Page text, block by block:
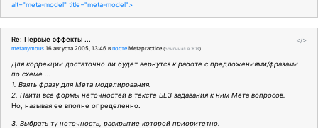
alt="meta-model" title="meta-model">
</>
Re: Первые эффекты ...
metanymous 16 августа 2005, 13:46 в посте Metapractice (оригинал в ЖЖ)
Для коррекции достаточно ли будет вернутся к работе с предложениями/фразами
по схеме ...
1. Взять фразу для Мета моделирования.
2. Найти все формы неточностей в тексте БЕЗ задавания к ним Мета вопросов.
Но, называя ее вполне определенно.
3. Выбрать ту неточность, раскрытие которой приоритетно.